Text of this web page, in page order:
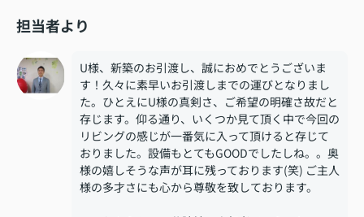
担当者より
U様、新築のお引渡し、誠におめでとうございま
す！久々に素早いお引渡しまでの運びとなりまし
た。ひとえにU様の真剣さ、ご希望の明確さ故だと
存じます。仰る通り、いくつか見て頂く中で今回の
リビングの感じが一番気に入って頂けると存じて
おりました。設備もとてもGOODでしたしね。。奥
様の嬉しそうな声が耳に残っております(笑) ご主人
様の多才さにも心から尊敬を致しております。